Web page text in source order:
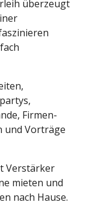
überzeugt
Firmen-
und Vorträge
Verstärker
mieten und
nach Hause.